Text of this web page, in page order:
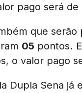
pago será de
que serão
05 pontos.
o valor pago
Dupla Sena já